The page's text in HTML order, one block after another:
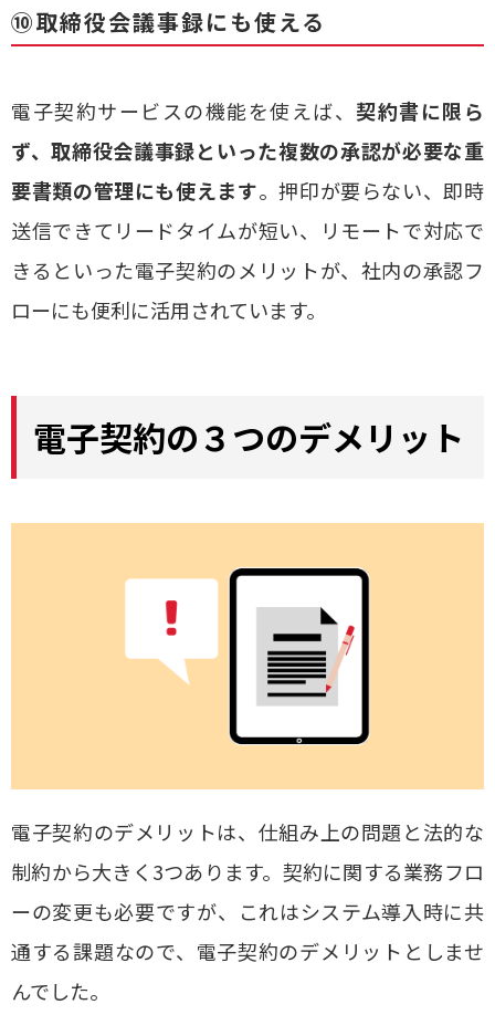
⑩取締役会議事録にも使える
電子契約サービスの機能を使えば、 契約書に限ら
ず、取締役会議事録といった複数の承認が必要な重
要書類の管理にも使えます。押印が要らない、即時
送信できてリードタイムが短い、リモートで対応で
きるといった電子契約のメリットが、社内の承認フ
ローにも便利に活用されています。
電子契約の３つのデメリット
電子契約のデメリットは、仕組み上の問題と法的な
制約から大きく3つあります。契約に関する業務フロ
ーの変更も必要ですが、これはシステム導入時に共
通する課題なので、電子契約のデメリットとしませ
んでした。